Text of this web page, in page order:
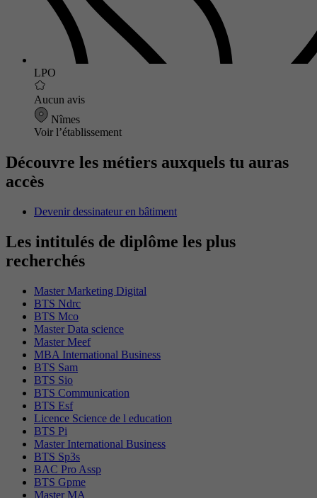
LPO
Aucun avis
Nîmes
Voir l’établissement
Découvre les métiers auxquels tu auras
accès
Devenir dessinateur en bâtiment
Les intitulés de diplôme les plus
recherchés
Master Marketing Digital
BTS Ndrc
BTS Mco
Master Data science
Master Meef
MBA International Business
BTS Sam
BTS Sio
BTS Communication
BTS Esf
Licence Science de l education
BTS Pi
Master International Business
BTS Sp3s
BAC Pro Assp
BTS Gpme
Master MA